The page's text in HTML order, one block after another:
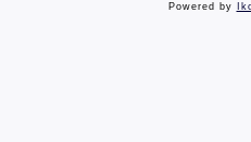
Powered by